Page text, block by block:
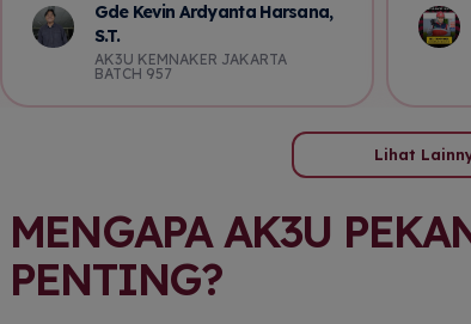
lebih tajam. Manfaatnya langsung
terasa saat saya terjun ke dunia
profesional; saya kini mampu
merumuskan rekomendasi
investigasi insiden secara sistematis,
K3 yang tepat sasaran. ​Saat ini,
saya menerapkan seluruh ilmu
tersebut sebagai Health, Safety,
Security, and Environment (HSSE)
Gde Kevin Ardyanta Harsana,
S.T.
AK3U KEMNAKER JAKARTA
BATCH 957
Lihat
MENGAPA AK3U
PENTING?